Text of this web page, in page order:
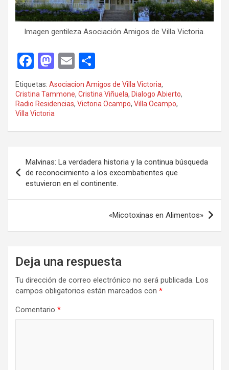
Imagen gentileza Asociación Amigos de Villa Victoria.
F
a
ce
b
o
k
M
st
o
d
n
E
m
ail
o
m
p
ar
Etiquetas: Asociacion Amigos de Villa Victoria,
Cristina Tammone, Cristina Viñuela, Dialogo Abierto,
Radio Residencias, Victoria Ocampo, Villa Ocampo,
Villa Victoria
de
entradas
Malvinas: La verdadera historia y la continua búsqueda
de reconocimiento a los excombatientes que
estuvieron en el continente.
«Micotoxinas en Alimentos»
Deja una respuesta
Tu dirección de correo electrónico no será publicada. Los
campos obligatorios están marcados con *
Comentario *